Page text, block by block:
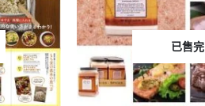
已售完